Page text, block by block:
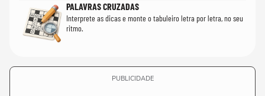
PALAVRAS CRUZADAS
Interprete as dicas e monte o tabuleiro letra por letra, no seu
ritmo.
PUBLICIDADE